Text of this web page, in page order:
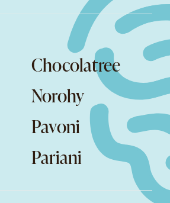
Chocolatree
Norohy
Pavoni
Pariani